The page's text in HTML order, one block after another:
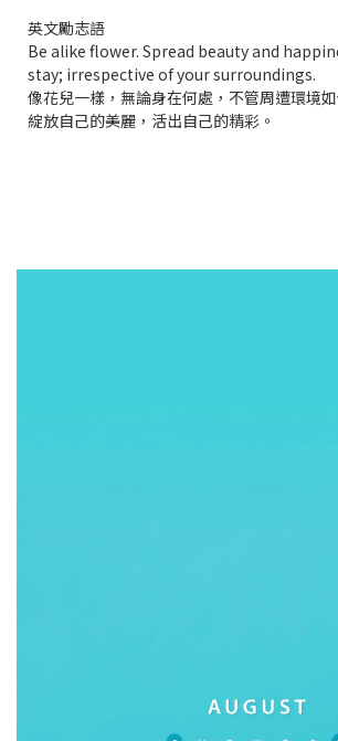
英文勵志語
Be alike flower. Spread beauty and
stay; irrespective of your surroundings.
像花兒一樣，無論身在何處，不管周遭環境
綻放自己的美麗，活出自己的精彩。